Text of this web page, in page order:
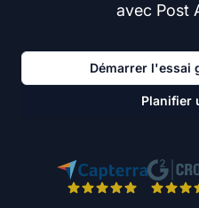
avec Post
Démarrer l'essai
Planifier